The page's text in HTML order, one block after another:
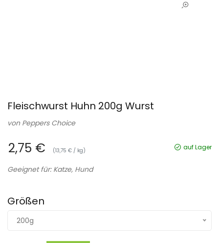
Fleischwurst Huhn 200g Wurst
von Peppers Choice
2,75 € (13,75 € / kg) auf Lager
Geeignet für: Katze, Hund
Größen
200g